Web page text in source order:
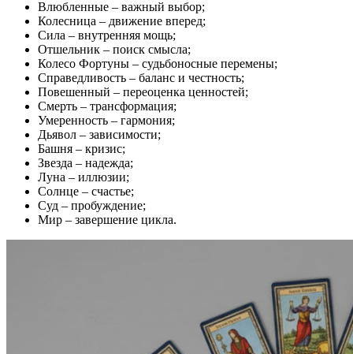
Влюбленные – важный выбор;
Колесница – движение вперед;
Сила – внутренняя мощь;
Отшельник – поиск смысла;
Колесо Фортуны – судьбоносные перемены;
Справедливость – баланс и честность;
Повешенный – переоценка ценностей;
Смерть – трансформация;
Умеренность – гармония;
Дьявол – зависимости;
Башня – кризис;
Звезда – надежда;
Луна – иллюзии;
Солнце – счастье;
Суд – пробуждение;
Мир – завершение цикла.